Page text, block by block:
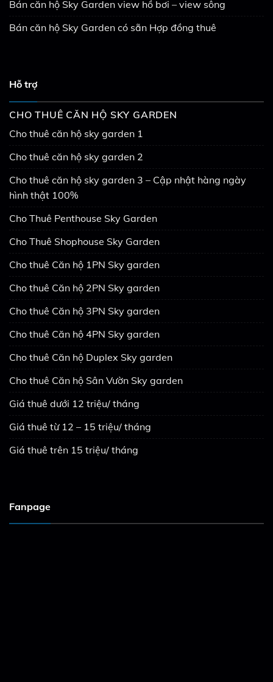
Bán căn hộ Sky Garden view hồ bơi – view sông
Bán căn hộ Sky Garden có sẵn Hợp đồng thuê
Hỗ trợ
CHO THUÊ CĂN HỘ SKY GARDEN
Cho thuê căn hộ sky garden 1
Cho thuê căn hộ sky garden 2
Cho thuê căn hộ sky garden 3 – Cập nhật hàng ngày
hình thật 100%
Cho Thuê Penthouse Sky Garden
Cho Thuê Shophouse Sky Garden
Cho thuê Căn hộ 1PN Sky garden
Cho thuê Căn hộ 2PN Sky garden
Cho thuê Căn hộ 3PN Sky garden
Cho thuê Căn hộ 4PN Sky garden
Cho thuê Căn hộ Duplex Sky garden
Cho thuê Căn hộ Sân Vườn Sky garden
Giá thuê dưới 12 triệu/ tháng
Giá thuê từ 12 – 15 triệu/ tháng
Giá thuê trên 15 triệu/ tháng
Fanpage